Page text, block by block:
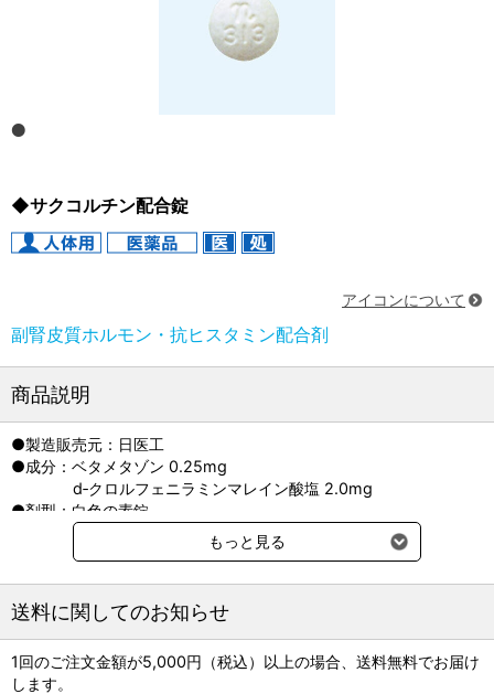
◆サクコルチン配合錠
アイコンについて
副腎皮質ホルモン・抗ヒスタミン配合剤
商品説明
●製造販売元：日医工
●成分：ベタメタゾン 0.25mg
d‐クロルフェニラミンマレイン酸塩 2.0mg
●剤型：白色の素錠
●先発品名：セレスタミン配合錠
●貯法：室温保存、遮光保存
＜製剤サイズ＞
直径8.0(mm)/厚さ3.4(mm)/重量190(mg)
もっと見る
送料に関してのお知らせ
1回のご注文金額が5,000円（税込）以上の場合、送料無料でお届け
します。